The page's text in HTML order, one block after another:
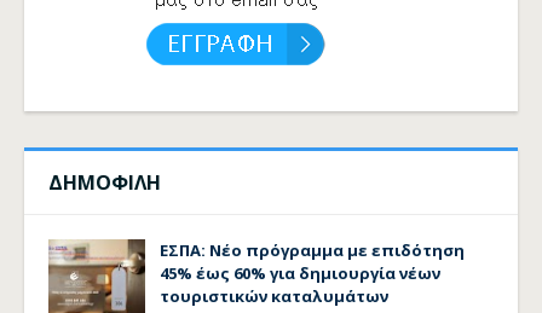
ΔΗΜΟΦΙΛΗ
ΕΣΠΑ: Νέο πρόγραμμα με επιδότηση
45% έως 60% για δημιουργία νέων
τουριστικών καταλυμάτων